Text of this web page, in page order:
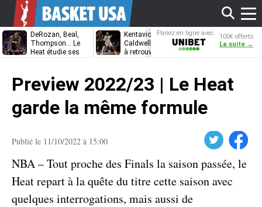
DeRozan, Beal,
Thompson… Le
Heat étudie ses
Kentavious
Caldwell-Pope prêt
à retrouver LeBron
Jonathan
Kuminga, le
Pariez en ligne avec
Unibet
100€ offerts
La suite →
Preview 2022/23 | Le Heat
garde la même formule
Publié le 11/10/2022 à 15:00 Facebook
NBA – Tout proche des Finals la saison passée, le
Heat repart à la quête du titre cette saison avec
quelques interrogations, mais aussi de